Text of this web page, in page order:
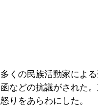
多くの民族活動家によ
函などの抗議がされた
怒りをあらわにした。